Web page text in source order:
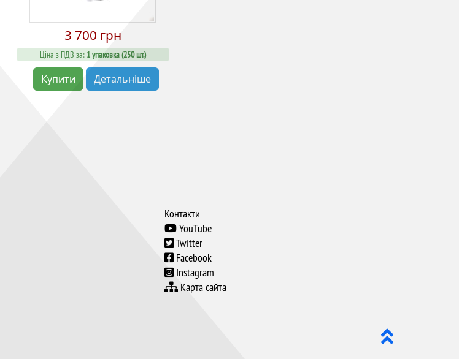
3 700 грн
Ціна з ПДВ за: 1 упаковка (250 шт.)
Купити Детальніше
Контакти
YouTube
Twitter
Facebook
Instagram
Карта сайта